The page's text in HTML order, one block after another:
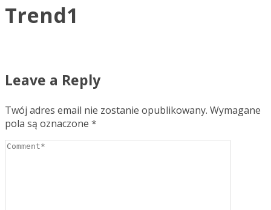
Trend1
Leave a Reply
Twój adres email nie zostanie opublikowany. Wymagane
pola są oznaczone *